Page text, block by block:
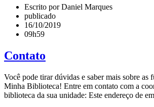
Escrito por Daniel Marques
publicado
16/10/2019
09h59
Contato
Você pode tirar dúvidas e saber mais sobre as
Minha Biblioteca! Entre em contato com a
biblioteca da sua unidade: Este endereço de